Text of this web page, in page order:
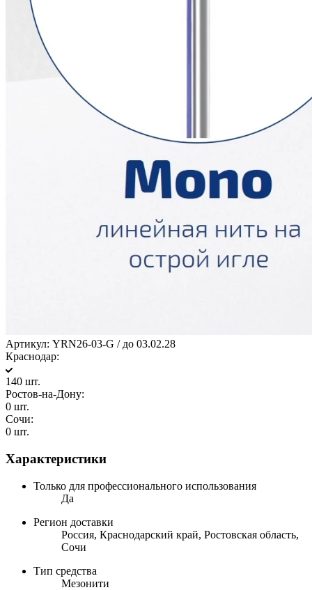
Артикул: YRN26-03-G / до 03.02.28
Краснодар:
140 шт.
Ростов-на-Дону:
0 шт.
Сочи:
0 шт.
Характеристики
Только для профессионального использования
Да
Регион доставки
Россия, Краснодарский край, Ростовская область,
Сочи
Тип средства
Мезонити